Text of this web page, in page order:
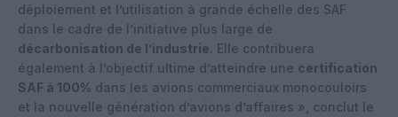
déploiement et l’utilisation à grande échelle des SAF
dans le cadre de l’initiative plus large de
décarbonisation de l’industrie. Elle contribuera
également à l’objectif ultime d’atteindre une certification
SAF à 100% dans les avions commerciaux monocouloirs
et la nouvelle génération d’avions d’affaires », conclut le